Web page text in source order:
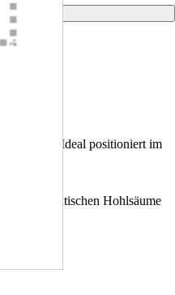
Ideal positioniert im
Die praktischen Hohlsäume